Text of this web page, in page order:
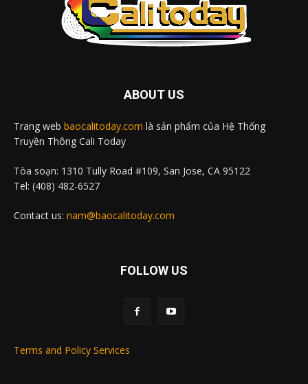
ABOUT US
Trang web baocalitoday.com là sản phẩm của Hệ Thống
Truyền Thông Cali Today
Tòa soạn: 1310 Tully Road #109, San Jose, CA 95122
Tel: (408) 482-6527
Contact us: nam@baocalitoday.com
FOLLOW US
Terms and Policy Services